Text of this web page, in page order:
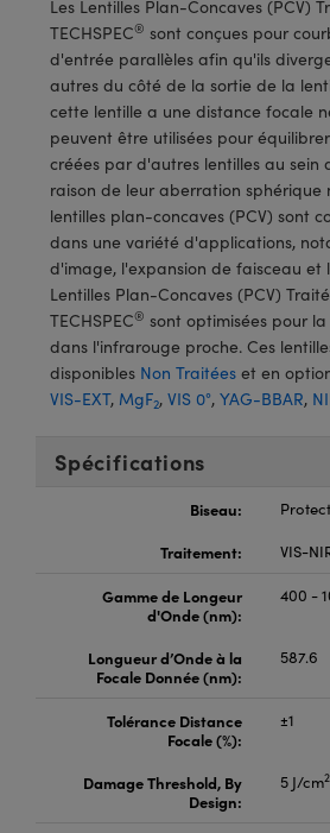
ou Coupleurs
de Poche ou à Mesure Directe
: Microscopie
pour Caméras
: Caméras
Optiques Lightpath
Labs™
Gratings™
Les Lentilles Plan-Concaves (PCV)
TECHSPEC® sont conçues pour
d'entrée parallèles afin qu'ils
autres du côté de la sortie de la
cette lentille a une distance focale
peuvent être utilisées pour
créées par d'autres lentilles au sein
raison de leur aberration sphérique
lentilles plan-concaves (PCV) sont
dans une variété d'applications,
d'image, l'expansion de faisceau et
Lentilles Plan-Concaves (PCV)
TECHSPEC® sont optimisées pour la
dans l'infrarouge proche. Ces
disponibles Non Traitées et en
VIS-EXT, MgF2, VIS 0°, YAG-BBAR,
Spécifications
Biseau:
Traitement:
VIS-
Gamme de Longeur
d'Onde (nm):
400 -
Longueur d’Onde à la
Focale Donnée (nm):
587.6
Tolérance Distance
Focale (%):
±1
Damage Threshold, By
Design:
5 J/cm2